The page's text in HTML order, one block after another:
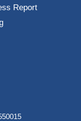
Report